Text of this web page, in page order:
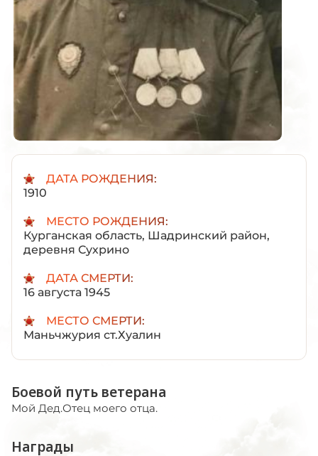
ДАТА РОЖДЕНИЯ:
1910
МЕСТО РОЖДЕНИЯ:
Курганская область, Шадринский район,
деревня Сухрино
ДАТА СМЕРТИ:
16 августа 1945
МЕСТО СМЕРТИ:
Маньчжурия ст.Хуалин
Боевой путь ветерана
Мой Дед.Отец моего отца.
Награды